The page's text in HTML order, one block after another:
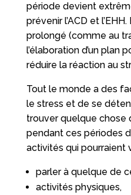
période devient
prévenir l’ACD et
prolongé (comme au
l’élaboration d’un plan
réduire la réaction au
Tout le monde a des
le stress et de se
trouver quelque chose
pendant ces périodes
activités qui pourraient
parler à quelque de
activités physiques,